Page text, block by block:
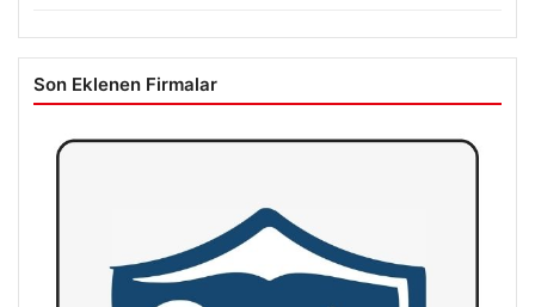
Son Eklenen Firmalar